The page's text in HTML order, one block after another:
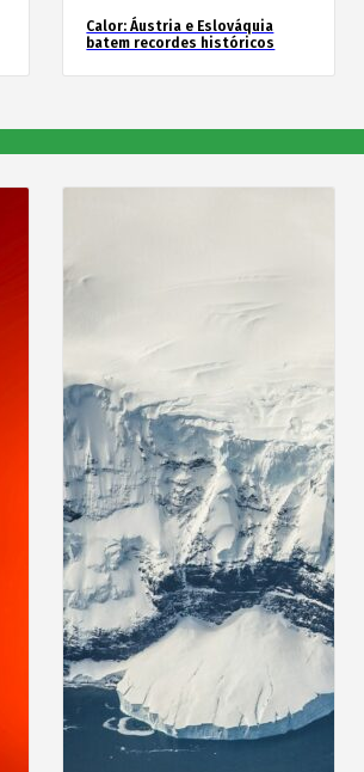
Calor: Áustria e Eslováquia
batem recordes históricos